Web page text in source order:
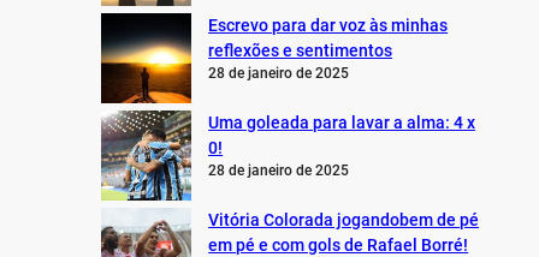
Escrevo para dar voz às minhas
reflexões e sentimentos
28 de janeiro de 2025
Uma goleada para lavar a alma: 4 x
0!
28 de janeiro de 2025
Vitória Colorada jogandobem de pé
em pé e com gols de Rafael Borré!